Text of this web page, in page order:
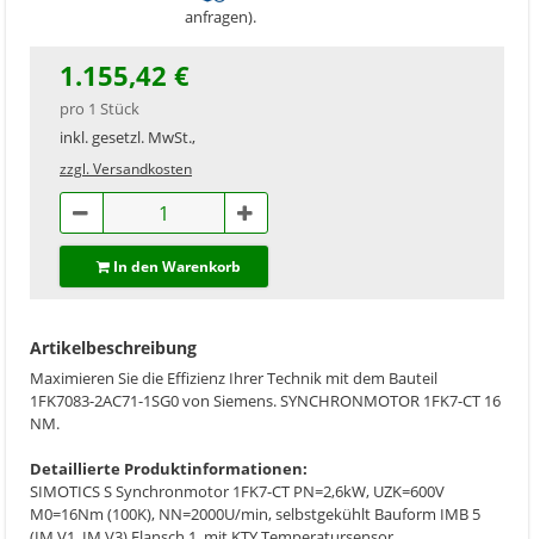
anfragen).
1.155,42 €
pro 1 Stück
inkl. gesetzl. MwSt.,
zzgl. Versandkosten
In den Warenkorb
Artikelbeschreibung
Maximieren Sie die Effizienz Ihrer Technik mit dem Bauteil
1FK7083-2AC71-1SG0 von Siemens. SYNCHRONMOTOR 1FK7-CT 16
NM.
Detaillierte Produktinformationen:
SIMOTICS S Synchronmotor 1FK7-CT PN=2,6kW, UZK=600V
M0=16Nm (100K), NN=2000U/min, selbstgekühlt Bauform IMB 5